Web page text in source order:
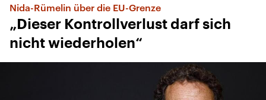
Nida-Rümelin über die EU-Grenze
„Dieser Kontrollverlust darf sich
nicht wiederholen“